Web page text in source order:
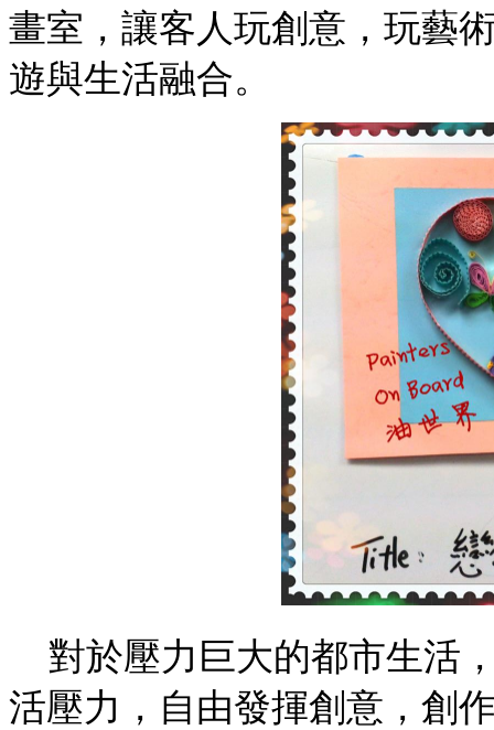
畫室，讓客人玩創意，玩藝
遊與生活融合。
對於壓力巨大的都市生活
活壓力，自由發揮創意，創